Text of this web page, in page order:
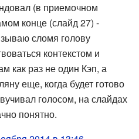
(в приемочном
конце (слайд 27) -
сломя голову
контекстом и
как раз не один Кэп, а
еще, когда будет готово
голосом, на слайдах
понятно.